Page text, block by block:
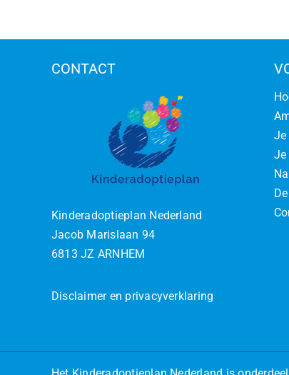
CONTACT
Kinderadoptieplan Nederland
Jacob Marislaan 94
6813 JZ ARNHEM
Disclaimer en privacyverklaring
Je
Je